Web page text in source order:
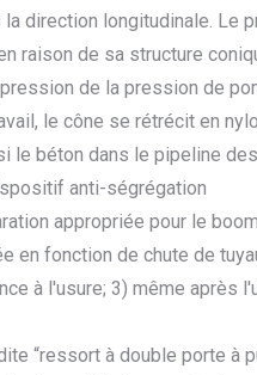
direction longitudinale. Le
raison de sa structure
de la pression de
le cône se rétrécit en
le béton dans le pipeline
anti-ségrégation
appropriée pour le
en fonction de chute de
à l'usure; 3) même après
“ressort à double porte à